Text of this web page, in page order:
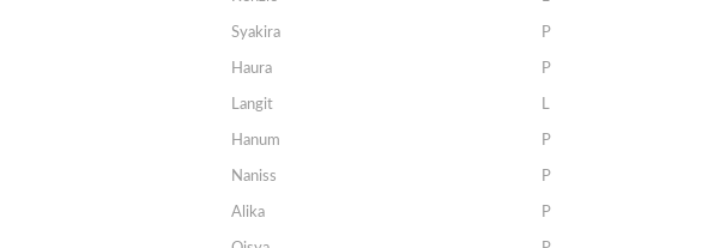
Syakira P
Haura P
Langit L
Hanum P
Naniss P
Alika P